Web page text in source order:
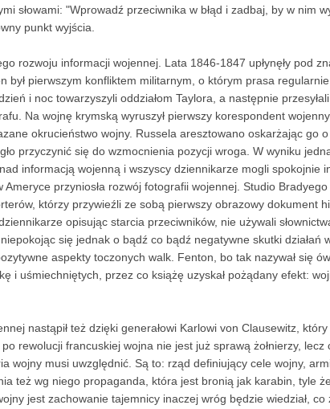
słowami: "Wprowadź przeciwnika w błąd i zadbaj, by w nim
punkt wyjścia.
rozwoju informacji wojennej. Lata 1846-1847 upłynęły pod
był pierwszym konfliktem militarnym, o którym prasa regularnie
i noc towarzyszyli oddziałom Taylora, a następnie
Na wojnę krymską wyruszył pierwszy korespondent
okrucieństwo wojny. Russela aresztowano oskarżając go
przyczynić się do wzmocnienia pozycji wroga. W wyniku
informacją wojenną i wszyscy dziennikarze mogli spokojnie
przyniosła rozwój fotografii wojennej. Studio Bradyego
którzy przywieźli ze sobą pierwszy obrazowy dokument
opisując starcia przeciwników, nie używali
się jednak o bądź co bądź negatywne skutki działań
aspekty toczonych walk. Fenton, bo tak nazywał się
i uśmiechniętych, przez co książę uzyskał pożądany efekt:
nastąpił też dzięki generałowi Karlowi von Clausewitz,
rewolucji francuskiej wojna nie jest już sprawą żołnierzy, lecz
wojny musi uwzględnić. Są to: rząd definiujący cele wojny,
też wg niego propaganda, która jest bronią jak karabin, tyle
jest zachowanie tajemnicy inaczej wróg będzie wiedział,